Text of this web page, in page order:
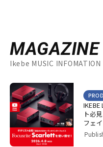
MAGAZINE
Ikebe MUSIC
ト必
フェ
せ！